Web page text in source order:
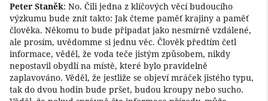
Peter Staněk: No. Čili jedna z klíčových věcí budoucího
výzkumu bude znít takto: Jak čteme paměť krajiny a paměť
člověka. Někomu to bude připadat jako nesmírně vzdálené,
ale prosím, uvědomme si jednu věc. Člověk předtím četl
informace, věděl, že voda teče jistým způsobem, nikdy
nepostavil obydlí na místě, které bylo pravidelně
zaplavováno. Věděl, že jestliže se objeví mráček jistého typu,
tak do dvou hodin bude pršet, budou kroupy nebo sucho.